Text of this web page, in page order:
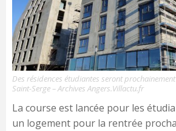
Des résidences étudiantes seront
Saint-Serge – Archives Angers.Villactu.fr
La course est lancée pour les
un logement pour la rentrée